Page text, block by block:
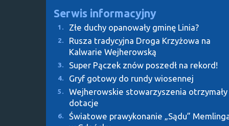
Serwis informacyjny
1. Złe duchy opanowały gminę Linia?
2.
Rusza tradycyjna Droga Krzyżowa na
Kalwarie Wejherowską
3. Super Pączek znów poszedł na rekord!
4. Gryf gotowy do rundy wiosennej
5.
Wejherowskie stowarzyszenia otrzymały
dotacje
6.
Światowe prawykonanie „Sądu”